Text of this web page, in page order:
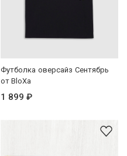
Футболка оверсайз Сентябрь
от BloXa
1 899 ₽